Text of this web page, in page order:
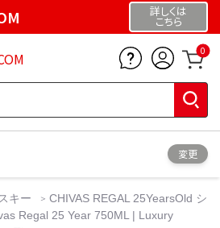
詳しくは
こちら
0
変更
キー
CHIVAS REGAL 25YearsOld シ
Regal 25 Year 750ML | Luxury